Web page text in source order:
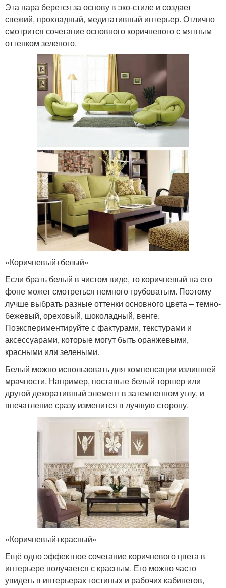
Эта пара берется за основу в эко-стиле и создает
свежий, прохладный, медитативный интерьер. Отлично
смотрится сочетание основного коричневого с мятным
оттенком зеленого.
«Коричневый+белый»
Если брать белый в чистом виде, то коричневый на его
фоне может смотреться немного грубоватым. Поэтому
лучше выбрать разные оттенки основного цвета – темно-
бежевый, ореховый, шоколадный, венге.
Поэкспериментируйте с фактурами, текстурами и
аксессуарами, которые могут быть оранжевыми,
красными или зелеными.
Белый можно использовать для компенсации излишней
мрачности. Например, поставьте белый торшер или
другой декоративный элемент в затемненном углу, и
впечатление сразу изменится в лучшую сторону.
«Коричневый+красный»
Ещё одно эффектное сочетание коричневого цвета в
интерьере получается с красным. Его можно часто
увидеть в интерьерах гостиных и рабочих кабинетов,